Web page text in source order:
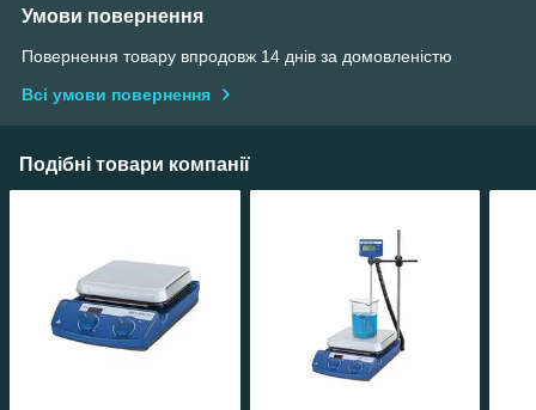
Умови повернення
Повернення товару впродовж 14 днів за домовленістю
Всі умови повернення
Подібні товари компанії